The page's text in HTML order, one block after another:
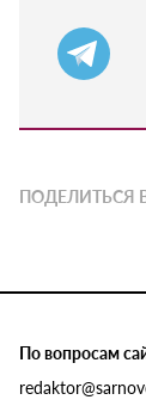
ПОДЕЛИТЬСЯ
По вопросам